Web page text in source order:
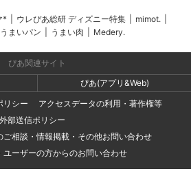
* ウレぴあ総研 ディズニー特集 mimot.
うまいパン うまい肉 Medery.
ぴあ関連サイト
ぴあ(アプリ&Web)
リシー
アクセスデータの利用・著作権等
外部送信ポリシー
ご相談・情報掲載・その他お問い合わせ
ユーザーの方からのお問い合わせ